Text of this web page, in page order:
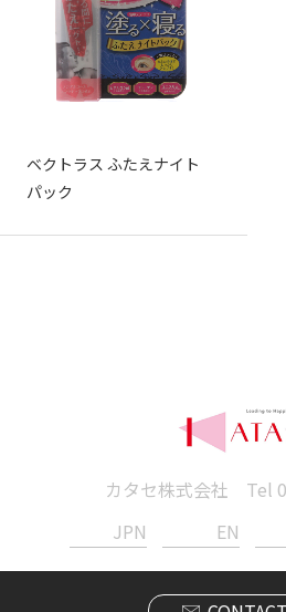
ベクトラス ふたえナイト
パック
カタセ株式会社 Tel
JPN
EN